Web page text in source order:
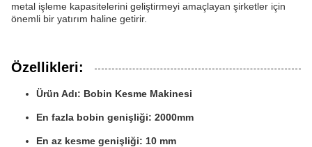
metal işleme kapasitelerini geliştirmeyi amaçlayan şirketler için
önemli bir yatırım haline getirir.
Özellikleri:
Ürün Adı: Bobin Kesme Makinesi
En fazla bobin genişliği: 2000mm
En az kesme genişliği: 10 mm